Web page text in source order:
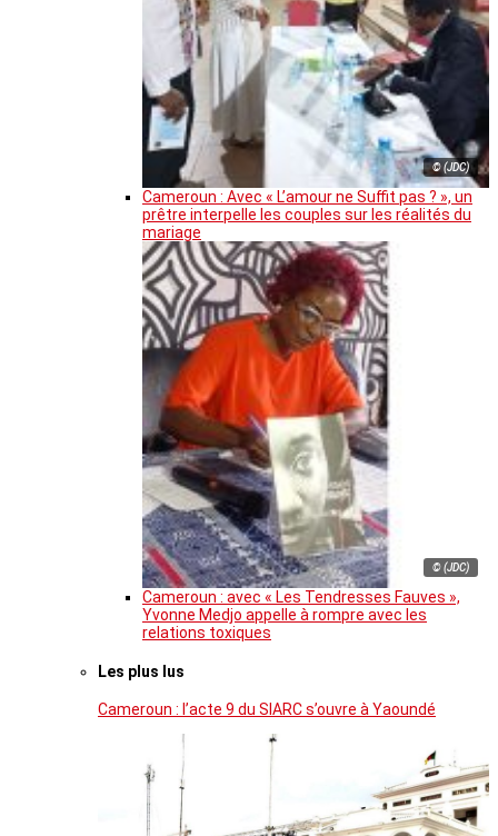
© (JDC)
Cameroun : Avec « L’amour ne Suffit pas ? », un
prêtre interpelle les couples sur les réalités du
mariage
© (JDC)
Cameroun : avec « Les Tendresses Fauves »,
Yvonne Medjo appelle à rompre avec les
relations toxiques
Les plus lus
Cameroun : l’acte 9 du SIARC s’ouvre à Yaoundé